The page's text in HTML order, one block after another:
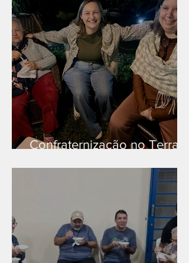
Confraternização no Terra